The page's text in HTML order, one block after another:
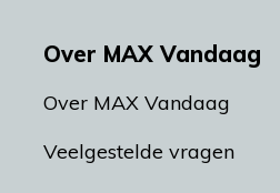
Over MAX Vandaag
Over MAX Vandaag
Veelgestelde vragen